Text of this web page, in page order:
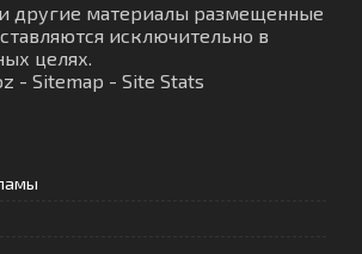
и другие материалы размещенные
исключительно в
целях.
- Sitemap - Site Stats